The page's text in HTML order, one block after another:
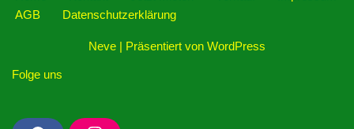
AGB
Datenschutzerklärung
Neve | Präsentiert von WordPress
Folge uns